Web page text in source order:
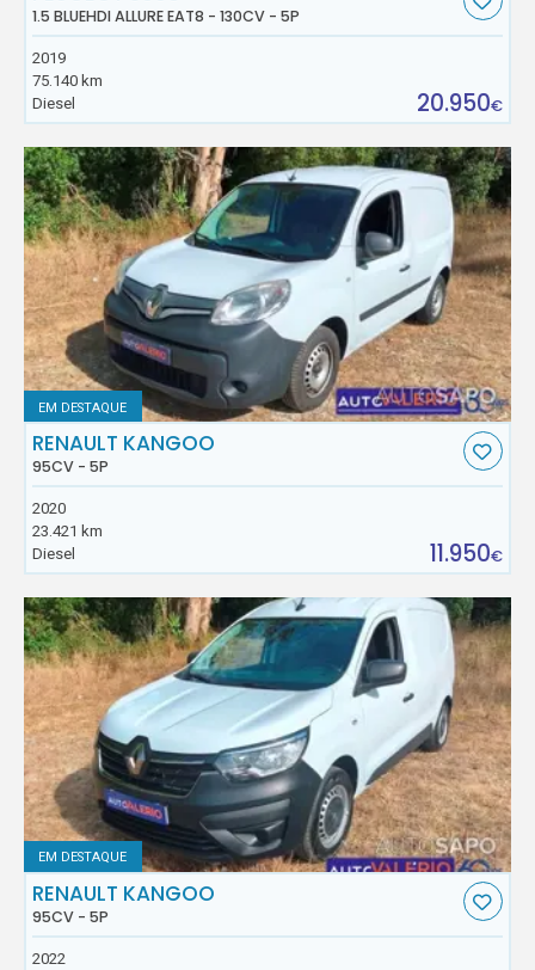
1.5 BLUEHDI ALLURE EAT8 - 130CV - 5P
2019
75.140 km
Diesel
20.950€
EM DESTAQUE
RENAULT KANGOO
95CV - 5P
2020
23.421 km
Diesel
11.950€
EM DESTAQUE
RENAULT KANGOO
95CV - 5P
2022